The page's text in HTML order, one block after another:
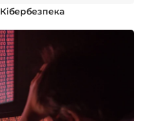
Кібербезпека